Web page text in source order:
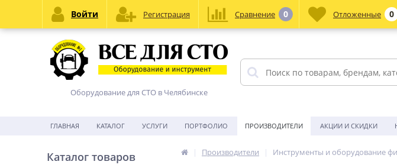
Оборудование для СТО в Челябинске
ГЛАВНАЯ КАТАЛОГ УСЛУГИ ПОРТФОЛИО ПРОИЗВОДИТЕЛИ АКЦИИ И СКИДКИ
Каталог товаров Производители Инструменты и оборудование
Войти Регистрация Сравнение 0 Отложенные 0